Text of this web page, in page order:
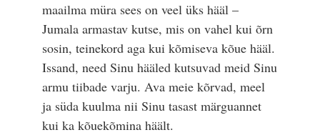
maailma müra sees on veel üks hääl –
Jumala armastav kutse, mis on vahel kui õrn
sosin, teinekord aga kui kõmiseva kõue hääl.
Issand, need Sinu hääled kutsuvad meid Sinu
armu tiibade varju. Ava meie kõrvad, meel
ja süda kuulma nii Sinu tasast märguannet
kui ka kõuekõmina häält.